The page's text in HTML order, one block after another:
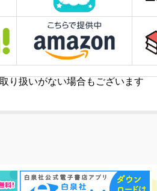
り扱いがない場合もございます